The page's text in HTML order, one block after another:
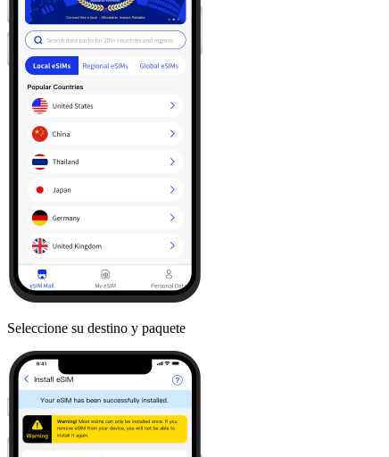
Seleccione su destino y paquete